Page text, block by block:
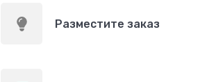
Разместите заказ